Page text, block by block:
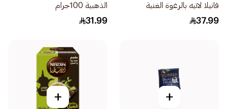
فانيلا لاتيه بالرغوة الغنية
10×18.5جرام
37.99
الذهبية 100جرام
31.99
+
+